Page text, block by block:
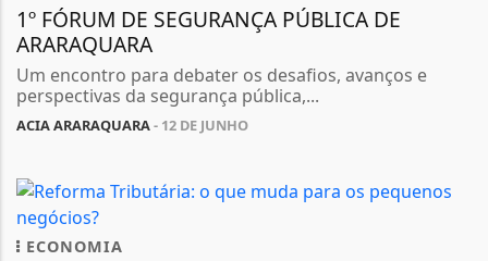
1º FÓRUM DE SEGURANÇA PÚBLICA DE
ARARAQUARA
Um encontro para debater os desafios, avanços e
perspectivas da segurança pública,...
ACIA ARARAQUARA- 12 DE JUNHO
ECONOMIA